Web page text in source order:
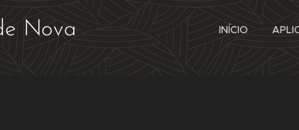
Nova
INÍCIO